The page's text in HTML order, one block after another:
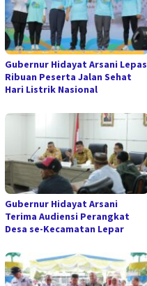
Gubernur Hidayat Arsani Lepas
Ribuan Peserta Jalan Sehat
Hari Listrik Nasional
Gubernur Hidayat Arsani
Terima Audiensi Perangkat
Desa se-Kecamatan Lepar